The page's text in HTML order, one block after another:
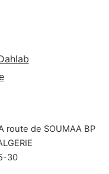
route de SOUMAA BP
30